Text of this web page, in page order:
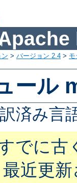
ン > バージョン 2.4 >
ール
済み言
でに古
近更